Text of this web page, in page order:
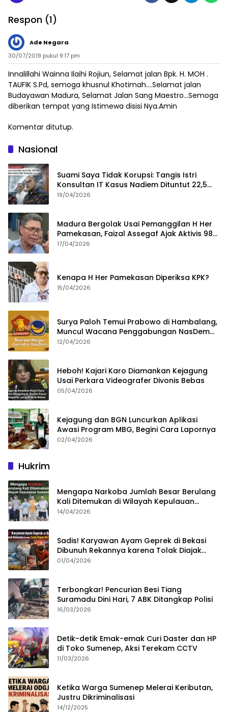
Respon (1)
Ade Negara
30/07/2019 pukul 9:17 pm
Innalillahi Wainna Ilaihi Rojiun, Selamat jalan Bpk. H. MOH .
TAUFIK S.Pd, semoga khusnul Khotimah….Selamat jalan
Budayawan Madura, Selamat Jalan Sang Maestro…Semoga
diberikan tempat yang Istimewa disisi Nya.Amin
Komentar ditutup.
Nasional
Suami Saya Tidak Korupsi: Tangis Istri
Konsultan IT Kasus Nadiem Dituntut 22,5
Tahun
19/04/2026
Madura Bergolak Usai Pemanggilan H Her
Pamekasan, Faizal Assegaf Ajak Aktivis 98
Bongkar Permainan KPK
17/04/2026
Kenapa H Her Pamekasan Diperiksa KPK?
15/04/2026
Surya Paloh Temui Prabowo di Hambalang,
Muncul Wacana Penggabungan NasDem
dan Gerindra
12/04/2026
Heboh! Kajari Karo Diamankan Kejagung
Usai Perkara Videografer Divonis Bebas
05/04/2026
Kejagung dan BGN Luncurkan Aplikasi
Awasi Program MBG, Begini Cara Lapornya
02/04/2026
Hukrim
Mengapa Narkoba Jumlah Besar Berulang
Kali Ditemukan di Wilayah Kepulauan
Sumenep?
14/04/2026
Sadis! Karyawan Ayam Geprek di Bekasi
Dibunuh Rekannya karena Tolak Diajak
Merampok Majikan
01/04/2026
Terbongkar! Pencurian Besi Tiang
Suramadu Dini Hari, 7 ABK Ditangkap Polisi
16/03/2026
Detik-detik Emak-emak Curi Daster dan HP
di Toko Sumenep, Aksi Terekam CCTV
11/03/2026
Ketika Warga Sumenep Melerai Keributan,
Justru Dikriminalisasi
14/12/2025